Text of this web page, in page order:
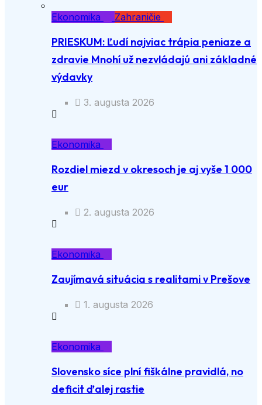
Ekonomika
Zahraničie
PRIESKUM: Ľudí najviac trápia peniaze a
zdravie Mnohí už nezvládajú ani základné
výdavky
3. augusta 2026
Ekonomika
Rozdiel miezd v okresoch je aj vyše 1 000
eur
2. augusta 2026
Ekonomika
Zaujímavá situácia s realitami v Prešove
1. augusta 2026
Ekonomika
Slovensko síce plní fiškálne pravidlá, no
deficit ďalej rastie